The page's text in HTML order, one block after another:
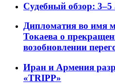
Судебный обзор: 3–5
Дипломатия во имя
Токаева о
возобновлении
Иран и Армения
«TRIPP»